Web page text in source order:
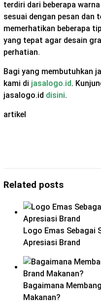
terdiri dari beberapa
sesuai dengan pesan dan
memerhatikan beberapa
yang tepat agar desain
perhatian.
Bagi yang membutuhkan
kami di jasalogo.id.
jasalogo.id disini.
artikel
Related posts
Logo Emas Sebagai
Apresiasi Brand
Bagaimana
Makanan?